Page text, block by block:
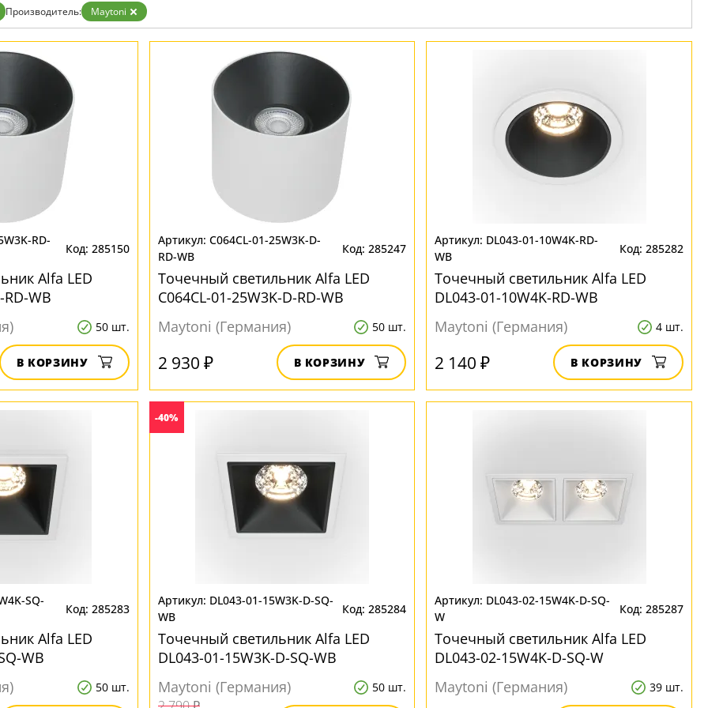
Золото
Прозрачные
Хром
Производитель: Maytoni
RD-
285150
Alfa LED
RD-WB
50 шт.
В КОРЗИНУ
C064CL-01-25W3K-D-
RD-WB
285247
Точечный светильник Alfa LED
C064CL-01-25W3K-D-RD-WB
Maytoni (Германия)
50 шт.
2 930 ₽ В КОРЗИНУ
DL043-01-10W4K-RD-
WB
285282
Точечный светильник Alfa LED
DL043-01-10W4K-RD-WB
Maytoni (Германия)
4 шт.
2 140 ₽ В КОРЗИНУ
SQ-
285283
Alfa LED
WB
50 шт.
-40%
DL043-01-15W3K-D-SQ-
WB
285284
Точечный светильник Alfa LED
DL043-01-15W3K-D-SQ-WB
Maytoni (Германия)
50 шт.
DL043-02-15W4K-D-SQ-
W
285287
Точечный светильник Alfa LED
DL043-02-15W4K-D-SQ-W
Maytoni (Германия)
39 шт.